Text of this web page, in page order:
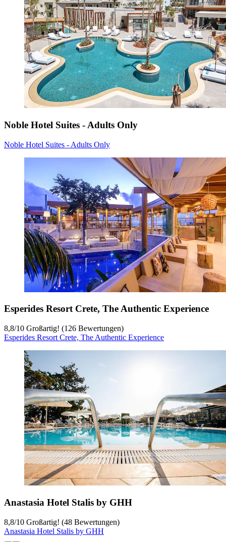
Noble Hotel Suites - Adults Only
Noble Hotel Suites - Adults Only
Esperides Resort Crete, The Authentic Experience
8,8/10 Großartig! (126 Bewertungen)
Esperides Resort Crete, The Authentic Experience
Anastasia Hotel Stalis by GHH
8,8/10 Großartig! (48 Bewertungen)
Anastasia Hotel Stalis by GHH